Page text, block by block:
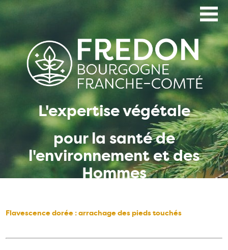
L'expertise végétale
pour la santé de
l'environnement et des
Hommes
Flavescence dorée : arrachage des pieds touchés